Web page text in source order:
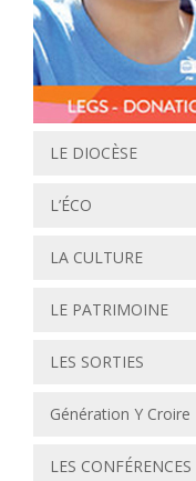
LE DIOCÈSE
L’ÉCO
LA CULTURE
LE PATRIMOINE
LES SORTIES
Génération Y Croire
LES CONFÉRENCES